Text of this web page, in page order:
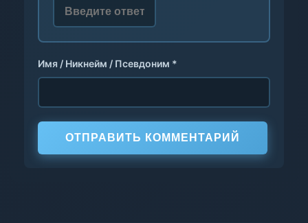
Имя / Никнейм / Псевдоним *
ОТПРАВИТЬ КОММЕНТАРИЙ